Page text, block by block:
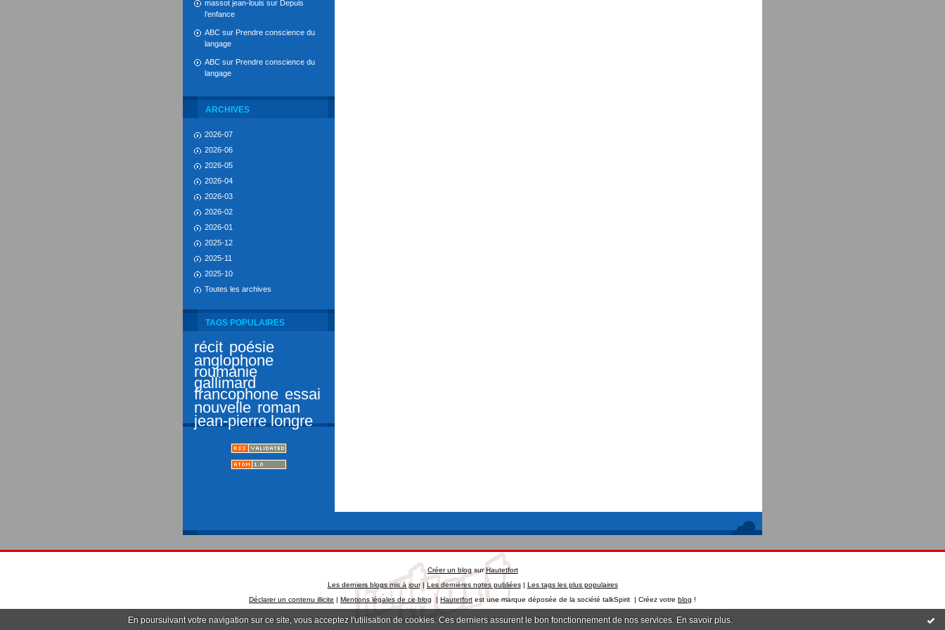
En poursuivant votre navigation sur ce site, vous acceptez l'utilisation de cookies. Ces derniers assurent le bon fonctionnement de nos services. En savoir plus.
massot jean-louis sur Depuis
l’enfance
ABC sur Prendre conscience du
langage
ABC sur Prendre conscience du
langage
ARCHIVES
2026-07
2026-06
2026-05
2026-04
2026-03
2026-02
2026-01
2025-12
2025-11
2025-10
Toutes les archives
TAGS POPULAIRES
récit poésie
anglophone
roumanie
gallimard
francophone essai
nouvelle roman
jean-pierre longre
Créer un blog surHautetfort
Les derniers blogs mis à jour|Les dernières notes publiées| Les tags les plus populaires
Déclarer un contenu illicite | Mentions légales de ce blog | Hautetfort est une marque déposée de la société talkSpirit | Créez votre blog !